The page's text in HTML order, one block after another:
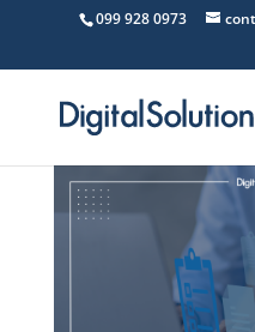
099 928 0973